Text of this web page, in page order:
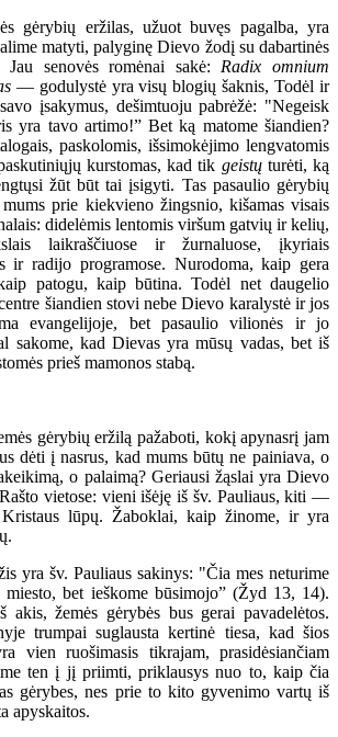
eržilas, užuot buvęs pagalba, yra
matyti, palyginę Dievo žodį su dabartinės
Jau senovės romėnai sakė: Radix omnium
— godulystė yra visų blogių šaknis, Todėl ir
įsakymus, dešimtuoju pabrėžė: "Negeisk
yra tavo artimo!” Bet ką matome šiandien?
paskolomis, išsimokėjimo lengvatomis
kurstomas, kad tik geistųturėti, ką
žūt būt tai įsigyti. Tas pasaulio gėrybių
mums prie kiekvieno žingsnio, kišamas visais
didelėmis lentomis viršum gatvių ir kelių,
laikraščiuose ir žurnaluose, įkyriais
ir radijo programose. Nurodoma, kaip gera
patogu, kaip būtina. Todėl net daugelio
šiandien stovi nebe Dievo karalystė ir jos
evangelijoje, bet pasaulio vilionės ir jo
sakome, kad Dievas yra mūsų vadas, bet iš
prieš mamonos stabą.
gėrybių eržilą pažaboti, kokį apynasrį jam
dėti į nasrus, kad mums būtų ne painiava, o
o palaimą? Geriausi žąslai yra Dievo
vietose: vieni išėję iš šv. Pauliaus, kiti —
Kristaus lūpų. Žaboklai, kaip žinome, ir yra
yra šv. Pauliaus sakinys: "Čia mes neturime
miesto, bet ieškome būsimojo” (Žyd 13, 14).
žemės gėrybės bus gerai pavadelėtos.
trumpai suglausta kertinė tiesa, kad šios
vien ruošimasis tikrajam, prasidėsiančiam
ten į jį priimti, priklausys nuo to, kaip čia
gėrybes, nes prie to kito gyvenimo vartų iš
apyskaitos.